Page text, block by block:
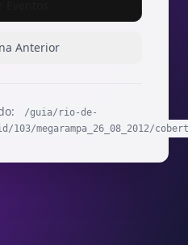
Anterior
/guia/rio-de-
megarampa_26_08_2012/